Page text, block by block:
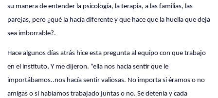
su manera de entender la psicología, la terapia, a las familias, las
parejas, pero ¿qué la hacía diferente y que hace que la huella que deja
sea imborrable?.
Hace algunos días atrás hice esta pregunta al equipo con que trabajo
en el instituto, Y me dijeron. “ella nos hacía sentir que le
importábamos..nos hacía sentir valiosas. No importa si éramos o no
amigas o si habíamos trabajado juntas o no. Se detenía y cada